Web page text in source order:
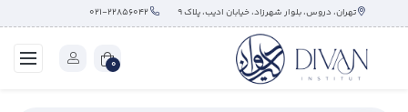
تهران، دروس، بلوار شهرزاد، خیابان ادیب، پلاک ۹
0